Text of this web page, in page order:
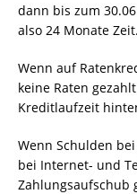
dann bis zum
also 24 Monate Zeit.
Wenn auf
keine Raten
Kreditlaufzeit
Wenn Schulden
bei Internet- und
Zahlungsaufschub